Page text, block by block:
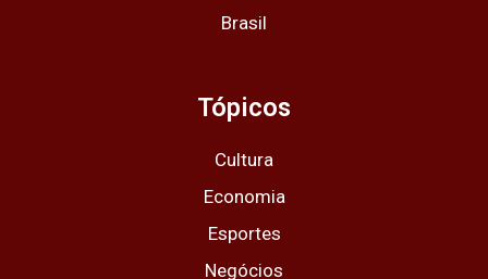
Brasil
Tópicos
Cultura
Economia
Esportes
Negócios